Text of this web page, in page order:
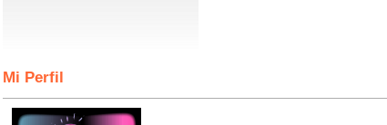
Mi Perfil